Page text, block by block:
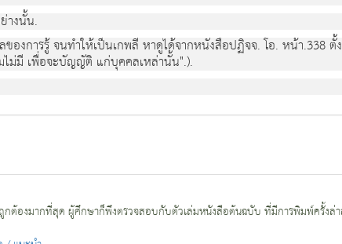
างนั้น.
งการรู จนทําใหเปนเกพลี หาดูไดจากหนังสือปฏิจจ. โอ. หนา.338 ตั้ง
ไมมี เพื่อจะบัญญัติ แกบุคคลเหลานั้น".).
ต้องมากที่สุด ผู้ศึกษาก็พึงตรวจสอบกับตัวเล่มหนังสือต้นฉบับ ที่มีการพิมพ์ครั้งล่า